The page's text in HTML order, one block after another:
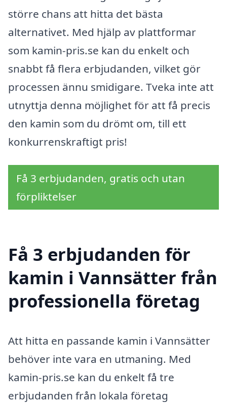
större chans att hitta det bästa
alternativet. Med hjälp av plattformar
som kamin-pris.se kan du enkelt och
snabbt få flera erbjudanden, vilket gör
processen ännu smidigare. Tveka inte att
utnyttja denna möjlighet för att få precis
den kamin som du drömt om, till ett
konkurrenskraftigt pris!
Få 3 erbjudanden, gratis och utan
förpliktelser
Få 3 erbjudanden för
kamin i Vannsätter från
professionella företag
Att hitta en passande kamin i Vannsätter
behöver inte vara en utmaning. Med
kamin-pris.se kan du enkelt få tre
erbjudanden från lokala företag